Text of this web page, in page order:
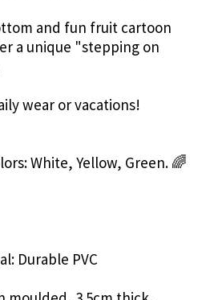
and fun fruit cartoon
a unique "stepping on
wear or vacations!
White, Yellow, Green. 🌈
Durable PVC